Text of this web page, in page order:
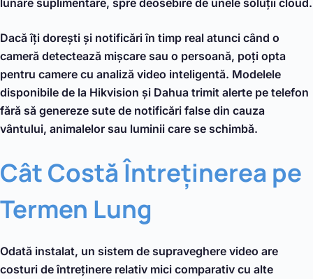
lunare suplimentare, spre deosebire de unele soluții cloud.
Dacă îți dorești și notificări în timp real atunci când o
cameră detectează mișcare sau o persoană, poți opta
pentru camere cu analiză video inteligentă. Modelele
disponibile de la Hikvision și Dahua trimit alerte pe telefon
fără să genereze sute de notificări false din cauza
vântului, animalelor sau luminii care se schimbă.
Cât Costă Întreținerea pe
Termen Lung
Odată instalat, un sistem de supraveghere video are
costuri de întreținere relativ mici comparativ cu alte